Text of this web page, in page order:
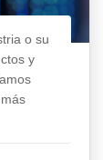
o su
y